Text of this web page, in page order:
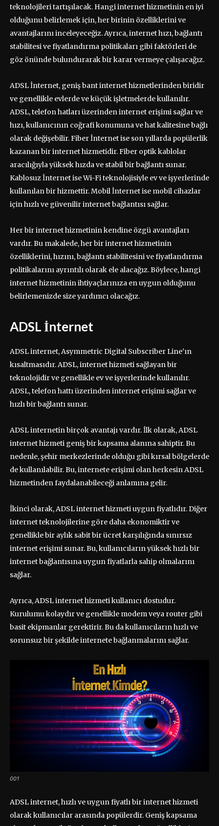
teknolojileri tartışılacak. Hangi internet hizmetinin en iyi
olduğunu belirlemek için, her birinin özelliklerini ve
avantajlarını inceleyeceğiz. Ayrıca, internet hızı, bağlantı
stabilitesi ve fiyatlandırma politikaları gibi faktörleri de
göz önünde bulundurarak bir karar vermeye çalışacağız.
ADSL İnternet, geniş bant internet hizmetlerinden biridir
ve genellikle evlerde ve küçük işletmelerde kullanılır.
ADSL, telefon hatları üzerinden internet erişimi sağlar ve
hızı, kullanıcının coğrafi konumuna ve hat kalitesine bağlı
olarak değişebilir. Fiber İnternet ise son yıllarda popülerlik
kazanan bir internet hizmetidir. Fiber optik kablolar
aracılığıyla yüksek hızda ve stabil bir bağlantı sunar.
Kablosuz İnternet ise Wi-Fi teknolojisiyle ev ve işyerlerinde
kullanılan bir hizmettir. Mobil İnternet ise mobil cihazlar
için hızlı ve güvenilir internet bağlantısı sağlar.
Her bir internet hizmetinin kendine özgü avantajları
vardır. Bu makalede, her bir internet hizmetinin
özelliklerini, hızını, bağlantı stabilitesini ve fiyatlandırma
politikalarını ayrıntılı olarak ele alacağız. Böylece, hangi
internet hizmetinin ihtiyaçlarınıza en uygun olduğunu
belirlemenizde size yardımcı olacağız.
ADSL İnternet
ADSL internet, Asymmetric Digital Subscriber Line’ın
kısaltmasıdır. ADSL, internet hizmeti sağlayan bir
teknolojidir ve genellikle ev ve işyerlerinde kullanılır.
ADSL, telefon hattı üzerinden internet erişimi sağlar ve
hızlı bir bağlantı sunar.
ADSL internetin birçok avantajı vardır. İlk olarak, ADSL
internet hizmeti geniş bir kapsama alanına sahiptir. Bu
nedenle, şehir merkezlerinde olduğu gibi kırsal bölgelerde
de kullanılabilir. Bu, internete erişimi olan herkesin ADSL
hizmetinden faydalanabileceği anlamına gelir.
İkinci olarak, ADSL internet hizmeti uygun fiyatlıdır. Diğer
internet teknolojilerine göre daha ekonomiktir ve
genellikle bir aylık sabit bir ücret karşılığında sınırsız
internet erişimi sunar. Bu, kullanıcıların yüksek hızlı bir
internet bağlantısına uygun fiyatlarla sahip olmalarını
sağlar.
Ayrıca, ADSL internet hizmeti kullanıcı dostudur.
Kurulumu kolaydır ve genellikle modem veya router gibi
basit ekipmanlar gerektirir. Bu da kullanıcıların hızlı ve
sorunsuz bir şekilde internete bağlanmalarını sağlar.
001
ADSL internet, hızlı ve uygun fiyatlı bir internet hizmeti
olarak kullanıcılar arasında popülerdir. Geniş kapsama